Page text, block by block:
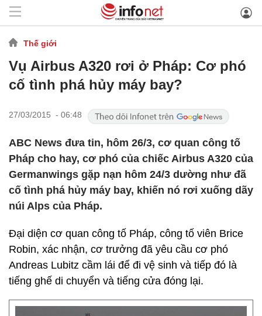
Thế giới
Vụ Airbus A320 rơi ở Pháp: Cơ phó
cố tình phá hủy máy bay?
27/03/2015 - 06:48
ABC News đưa tin, hôm 26/3, cơ quan công tố
Pháp cho hay, cơ phó của chiếc Airbus A320 của
Germanwings gặp nạn hôm 24/3 dường như đã
cố tình phá hủy máy bay, khiến nó rơi xuống dãy
núi Alps của Pháp.
Đại diện cơ quan công tố Pháp, công tố viên Brice
Robin, xác nhận, cơ trưởng đã yêu cầu cơ phó
Andreas Lubitz cầm lái để đi vệ sinh và tiếp đó là
tiếng ghế di chuyển và tiếng cửa đóng lại.